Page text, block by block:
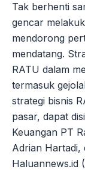
Tak berhenti
gencar
mendorong
mendatang.
RATU dalam
termasuk
strategi bisnis
pasar, dapat
Keuangan PT
Adrian Hartadi,
Haluannews.id